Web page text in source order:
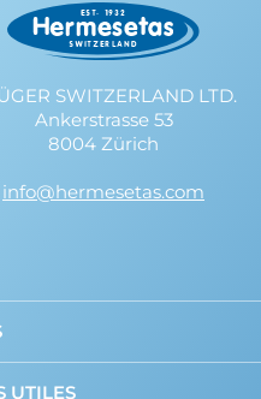
SWITZERLAND LTD.
Ankerstrasse 53
8004 Zürich
info@hermesetas.com
UTILES